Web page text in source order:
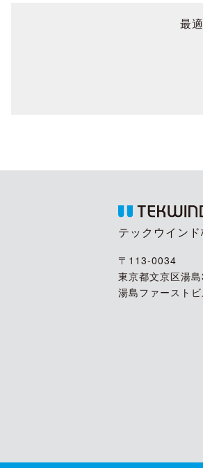
最
テックウイン
〒113-0034
東京都文京区湯
湯島ファースト